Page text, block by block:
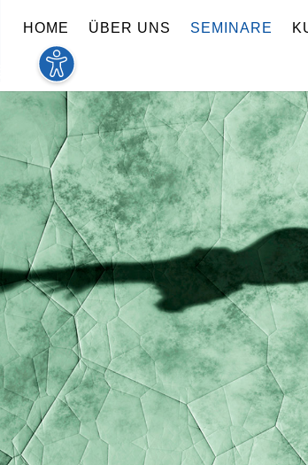
HOME ÜBER UNS SEMINARE